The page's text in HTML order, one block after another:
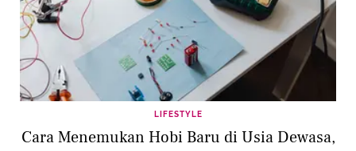
LIFESTYLE
Cara Menemukan Hobi Baru di Usia Dewasa,